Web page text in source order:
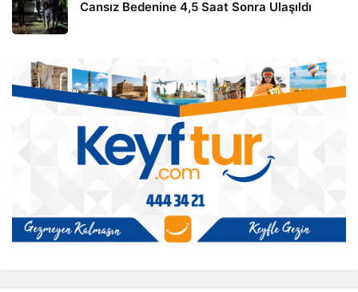
Cansız Bedenine 4,5 Saat Sonra Ulaşıldı